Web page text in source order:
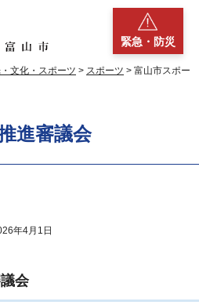
緊急・防災
文化・スポーツ > スポーツ > 富山市スポー
進審議会
年4月1日
会